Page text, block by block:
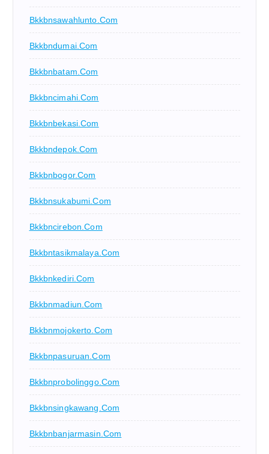
Bkkbnsawahlunto.com
Bkkbndumai.com
Bkkbnbatam.com
Bkkbncimahi.com
Bkkbnbekasi.com
Bkkbndepok.com
Bkkbnbogor.com
Bkkbnsukabumi.com
Bkkbncirebon.com
Bkkbntasikmalaya.com
Bkkbnkediri.com
Bkkbnmadiun.com
Bkkbnmojokerto.com
Bkkbnpasuruan.com
Bkkbnprobolinggo.com
Bkkbnsingkawang.com
Bkkbnbanjarmasin.com